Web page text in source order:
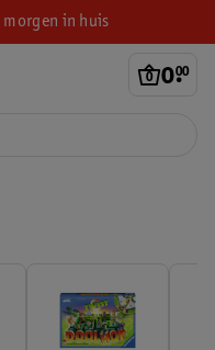
in huis
0.
00